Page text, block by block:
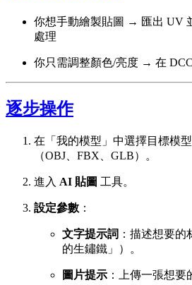
你想手動繪製貼圖 → 匯出 UV 並
處理
你只需調整顏色/亮度 → 在
逐步操作
在「我的模型」中選擇目標模
（OBJ、FBX、GLB）。
進入 AI 貼圖 工具。
設定參數 ：
文字提示詞 ：描述想要
的生鏽鐵」）。
圖片提示 ：上傳一張想要